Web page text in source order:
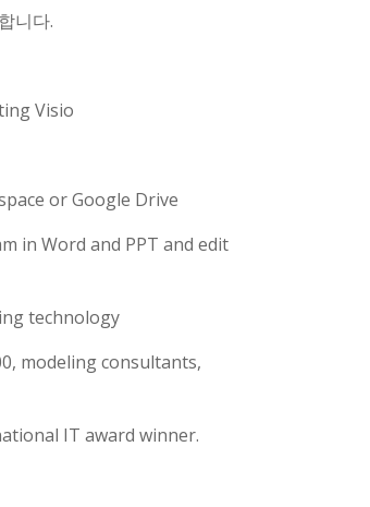
니다.
Visio
or Google Drive
in Word and PPT and edit
technology
modeling consultants,
IT award winner.